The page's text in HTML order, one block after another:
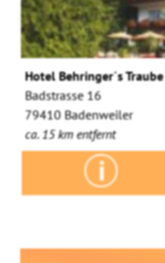
Hotel Behringer´s Traube
Badstrasse 16
79410 Badenweiler
ca. 15 km entfernt